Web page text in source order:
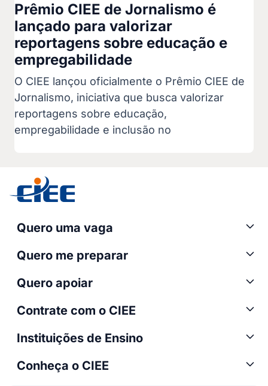
Prêmio CIEE de Jornalismo é
lançado para valorizar
reportagens sobre educação e
empregabilidade
O CIEE lançou oficialmente o Prêmio CIEE de
Jornalismo, iniciativa que busca valorizar
reportagens sobre educação,
empregabilidade e inclusão no
Quero uma vaga
Quero me preparar
Quero apoiar
Contrate com o CIEE
Instituições de Ensino
Conheça o CIEE